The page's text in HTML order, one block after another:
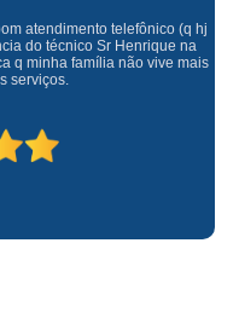
atendimento telefônico (q hj
do técnico Sr Henrique na
q minha família não vive mais
serviços.